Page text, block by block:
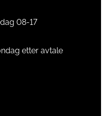
08-17
etter avtale